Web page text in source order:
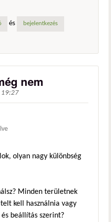
és bejelentkezés
nem
olyan nagy különbség
Minden területnek
kell használnia vagy
beállítás szerint?